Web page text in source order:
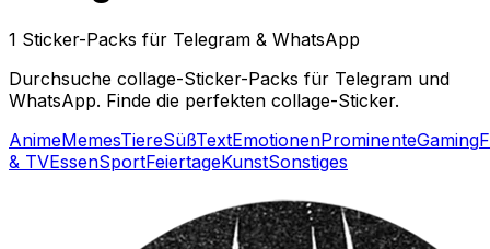
1 Sticker-Packs für Telegram & WhatsApp
Durchsuche collage-Sticker-Packs für Telegram und
WhatsApp. Finde die perfekten collage-Sticker.
AnimeMemesTiereSüßTextEmotionenProminenteGaming
& TVEssenSportFeiertageKunstSonstiges